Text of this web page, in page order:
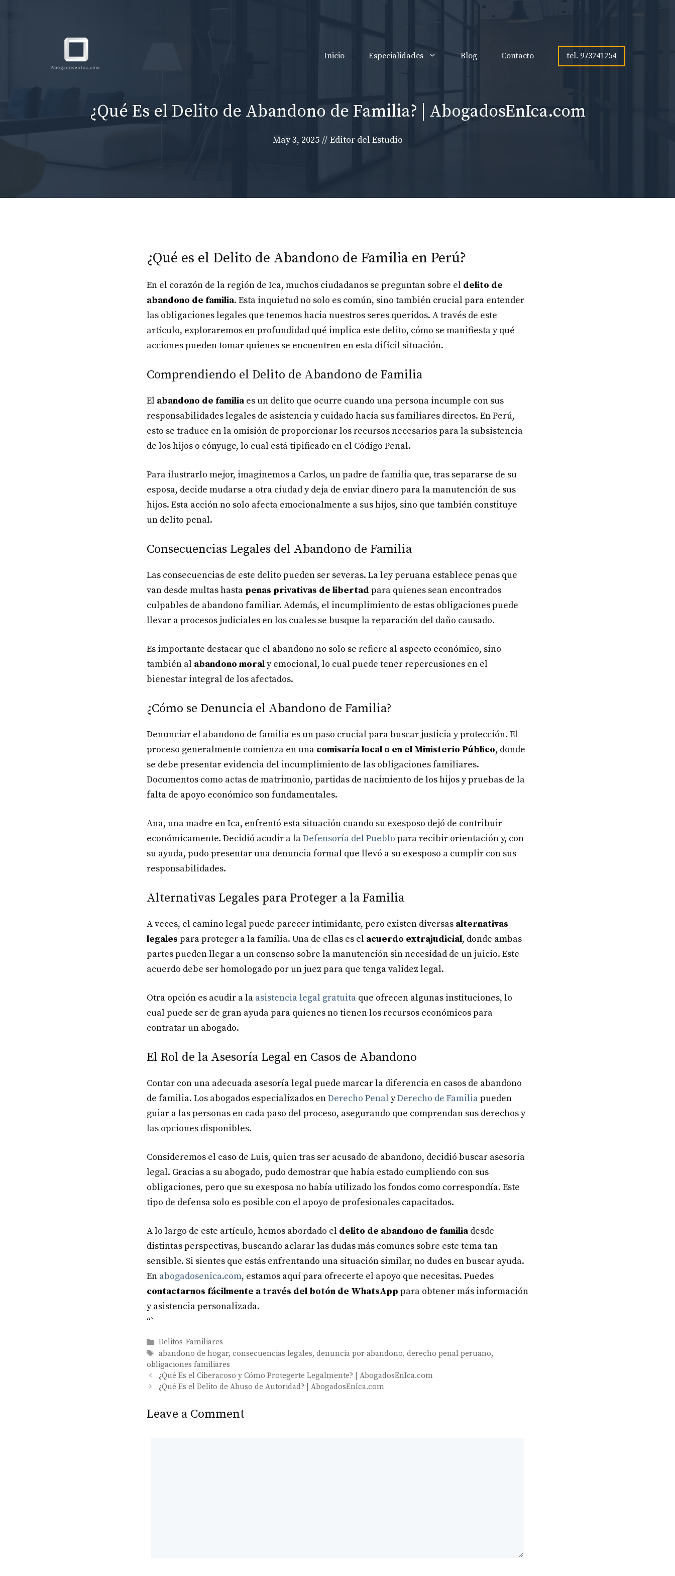
Inicio Especialidades Blog Contacto tel. 973241254
¿Qué Es el Delito de Abandono de Familia? | AbogadosEnIca.com
May 3, 2025 // Editor del Estudio
¿Qué es el Delito de Abandono de Familia en Perú?
En el corazón de la región de Ica, muchos ciudadanos se preguntan sobre el delito de
abandono de familia. Esta inquietud no solo es común, sino también crucial para entender
las obligaciones legales que tenemos hacia nuestros seres queridos. A través de este
artículo, exploraremos en profundidad qué implica este delito, cómo se manifiesta y qué
acciones pueden tomar quienes se encuentren en esta difícil situación.
Comprendiendo el Delito de Abandono de Familia
El abandono de familiaes un delito que ocurre cuando una persona incumple con sus
responsabilidades legales de asistencia y cuidado hacia sus familiares directos. En Perú,
esto se traduce en la omisión de proporcionar los recursos necesarios para la subsistencia
de los hijos o cónyuge, lo cual está tipificado en el Código Penal.
Para ilustrarlo mejor, imaginemos a Carlos, un padre de familia que, tras separarse de su
esposa, decide mudarse a otra ciudad y deja de enviar dinero para la manutención de sus
hijos. Esta acción no solo afecta emocionalmente a sus hijos, sino que también constituye
un delito penal.
Consecuencias Legales del Abandono de Familia
Las consecuencias de este delito pueden ser severas. La ley peruana establece penas que
van desde multas hasta penas privativas de libertad para quienes sean encontrados
culpables de abandono familiar. Además, el incumplimiento de estas obligaciones puede
llevar a procesos judiciales en los cuales se busque la reparación del daño causado.
Es importante destacar que el abandono no solo se refiere al aspecto económico, sino
también al abandono moraly emocional, lo cual puede tener repercusiones en el
bienestar integral de los afectados.
¿Cómo se Denuncia el Abandono de Familia?
Denunciar el abandono de familia es un paso crucial para buscar justicia y protección. El
proceso generalmente comienza en una comisaría local o en el Ministerio Público, donde
se debe presentar evidencia del incumplimiento de las obligaciones familiares.
Documentos como actas de matrimonio, partidas de nacimiento de los hijos y pruebas de la
falta de apoyo económico son fundamentales.
Ana, una madre en Ica, enfrentó esta situación cuando su exesposo dejó de contribuir
económicamente. Decidió acudir a laDefensoría del Pueblo para recibir orientación y, con
su ayuda, pudo presentar una denuncia formal que llevó a su exesposo a cumplir con sus
responsabilidades.
Alternativas Legales para Proteger a la Familia
A veces, el camino legal puede parecer intimidante, pero existen diversas alternativas
legales para proteger a la familia. Una de ellas es el acuerdo extrajudicial, donde ambas
partes pueden llegar a un consenso sobre la manutención sin necesidad de un juicio. Este
acuerdo debe ser homologado por un juez para que tenga validez legal.
Otra opción es acudir a la asistencia legal gratuita que ofrecen algunas instituciones, lo
cual puede ser de gran ayuda para quienes no tienen los recursos económicos para
contratar un abogado.
El Rol de la Asesoría Legal en Casos de Abandono
Contar con una adecuada asesoría legal puede marcar la diferencia en casos de abandono
de familia. Los abogados especializados enDerecho Penal yDerecho de Familiapueden
guiar a las personas en cada paso del proceso, asegurando que comprendan sus derechos y
las opciones disponibles.
Consideremos el caso de Luis, quien tras ser acusado de abandono, decidió buscar asesoría
legal. Gracias a su abogado, pudo demostrar que había estado cumpliendo con sus
obligaciones, pero que su exesposa no había utilizado los fondos como correspondía. Este
tipo de defensa solo es posible con el apoyo de profesionales capacitados.
A lo largo de este artículo, hemos abordado el delito de abandono de familiadesde
distintas perspectivas, buscando aclarar las dudas más comunes sobre este tema tan
sensible. Si sientes que estás enfrentando una situación similar, no dudes en buscar ayuda.
En abogadosenica.com, estamos aquí para ofrecerte el apoyo que necesitas. Puedes
contactarnos fácilmente a través del botón de WhatsApp para obtener más información
y asistencia personalizada.
“`
Categories
Delitos-Familiares
Tags
abandono de hogar,consecuencias legales,denuncia por abandono,derecho penal peruano,
obligaciones familiares
¿Qué Es el Ciberacoso y Cómo Protegerte Legalmente? | AbogadosEnIca.com
¿Qué Es el Delito de Abuso de Autoridad? | AbogadosEnIca.com
Leave a Comment